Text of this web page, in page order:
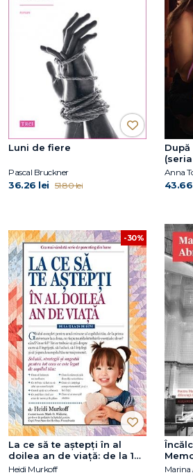
Luni de fiere
Pascal Bruckner
36.26 lei 51.80 lei
in)
Anna
-30%
La ce să te aștepți în al
doilea an de viață: de la 12
la 24 de luni
Heidi Murkoff